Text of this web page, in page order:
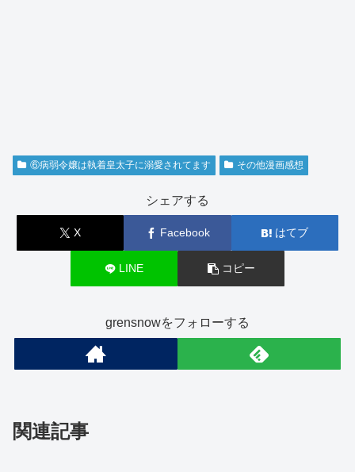
⑥病弱令嬢は執着皇太子に溺愛されてます その他漫画感想
シェアする
X Facebook はてブ
LINE コピー
grensnowをフォローする
関連記事